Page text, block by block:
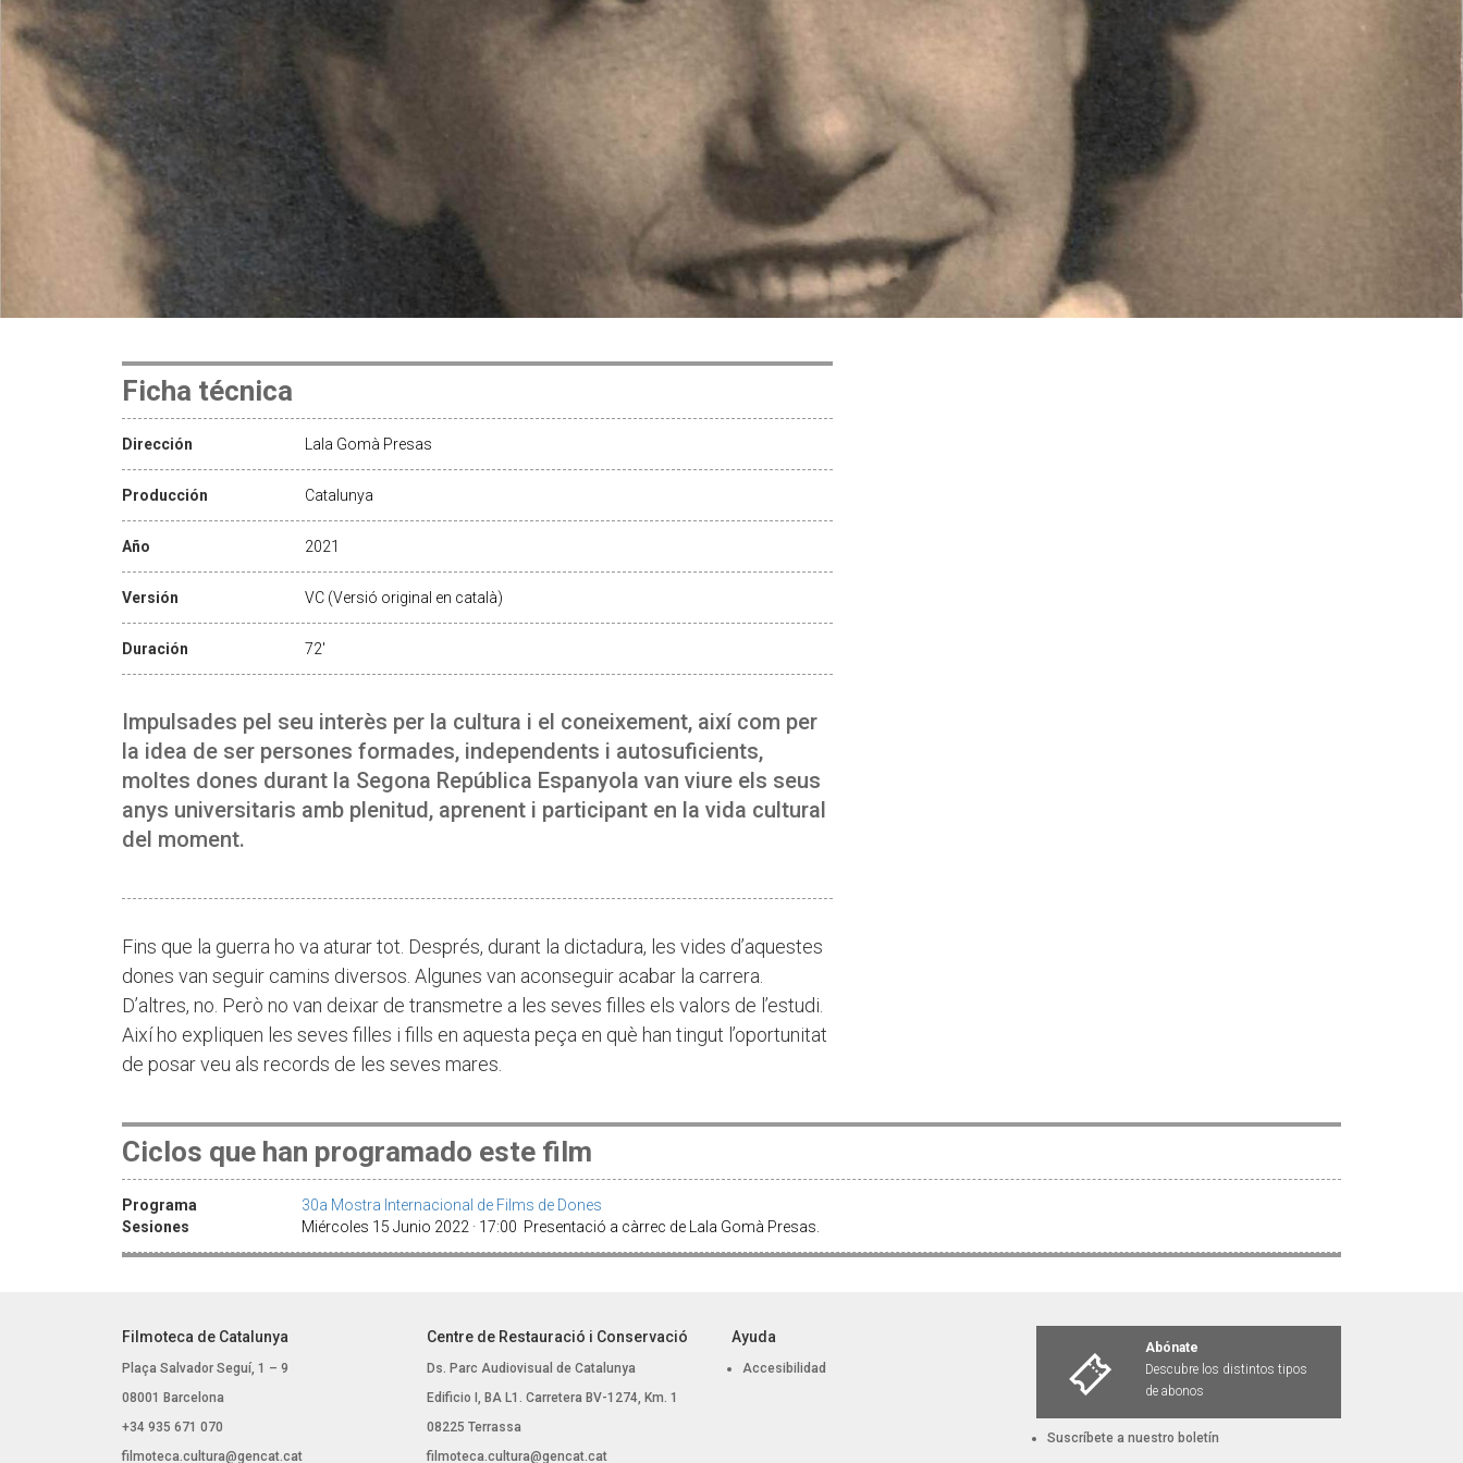
Ficha técnica
Dirección Lala Gomà Presas
Producción Catalunya
Año 2021
Versión VC (Versió original en català)
Duración 72'
Impulsades pel seu interès per la cultura i el coneixement, així com per
la idea de ser persones formades, independents i autosuficients,
moltes dones durant la Segona República Espanyola van viure els seus
anys universitaris amb plenitud, aprenent i participant en la vida cultural
del moment.
Fins que la guerra ho va aturar tot. Després, durant la dictadura, les vides d’aquestes
dones van seguir camins diversos. Algunes van aconseguir acabar la carrera.
D’altres, no. Però no van deixar de transmetre a les seves filles els valors de l’estudi.
Així ho expliquen les seves filles i fills en aquesta peça en què han tingut l’oportunitat
de posar veu als records de les seves mares.
Ciclos que han programado este film
Programa
30a Mostra Internacional de Films de Dones
Sesiones
Miércoles 15 Junio 2022 · 17:00 Presentació a càrrec de Lala Gomà Presas.
Filmoteca de Catalunya
Plaça Salvador Seguí, 1 – 9
08001 Barcelona
+34 935 671 070
filmoteca.cultura@gencat.cat
Centre de Restauració i Conservació
Ds. Parc Audiovisual de Catalunya
Edificio I, BA L1. Carretera BV-1274, Km. 1
08225 Terrassa
filmoteca.cultura@gencat.cat
Ayuda
Accesibilidad
Abónate
Descubre los distintos tipos
de abonos
Suscríbete a nuestro boletín